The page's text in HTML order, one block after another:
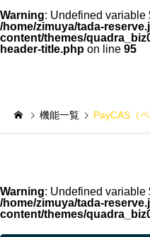
Warning: Undefined variable
/home/zimuya/tada-
content/themes/
header-title.php on line 95
機能一覧 PayCAS（
Warning: Undefined variable
/home/zimuya/tada-
content/themes/